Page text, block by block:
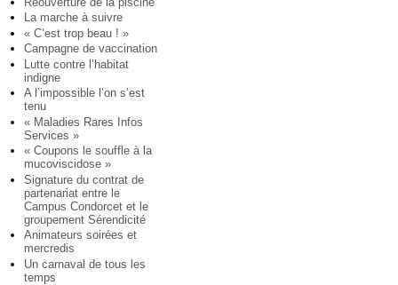
La marche à suivre
« C’est trop beau ! »
Campagne de vaccination
Lutte contre l’habitat
indigne
A l’impossible l’on s’est
tenu
« Maladies Rares Infos
Services »
« Coupons le souffle à la
mucoviscidose »
Signature du contrat de
partenariat entre le
Campus Condorcet et le
groupement Sérendicité
Animateurs soirées et
mercredis
Un carnaval de tous les
temps